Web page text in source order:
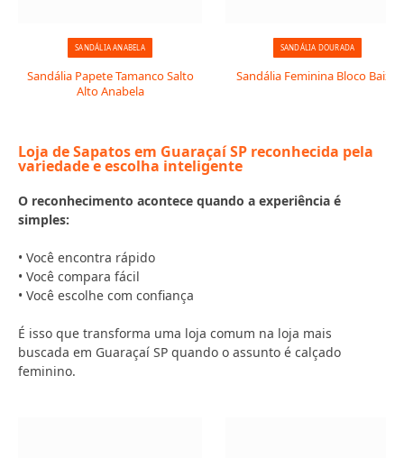
SANDÁLIA ANABELA
Sandália Papete Tamanco Salto
Alto Anabela
SANDÁLIA DOURADA
Sandália Feminina Bloco Baixo
Loja de Sapatos em Guaraçaí SP reconhecida pela
variedade e escolha inteligente
O reconhecimento acontece quando a experiência é
simples:
• Você encontra rápido
• Você compara fácil
• Você escolhe com confiança
É isso que transforma uma loja comum na loja mais
buscada em Guaraçaí SP quando o assunto é calçado
feminino.